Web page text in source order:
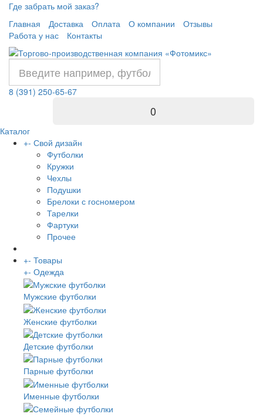
Где забрать мой заказ?
Главная
Доставка Оплата О компании
Отзывы
Работа у нас
Контакты
8 (391) 250-65-67
0
Каталог
+- Свой дизайн
Футболки
Кружки
Чехлы
Подушки
Брелоки с госномером
Тарелки
Фартуки
Прочее
+- Товары
+- Одежда
Мужские футболки
Женские футболки
Детские футболки
Парные футболки
Именные футболки